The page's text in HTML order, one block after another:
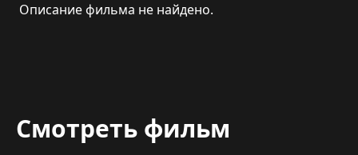
Описание фильма не найдено.
Смотреть фильм